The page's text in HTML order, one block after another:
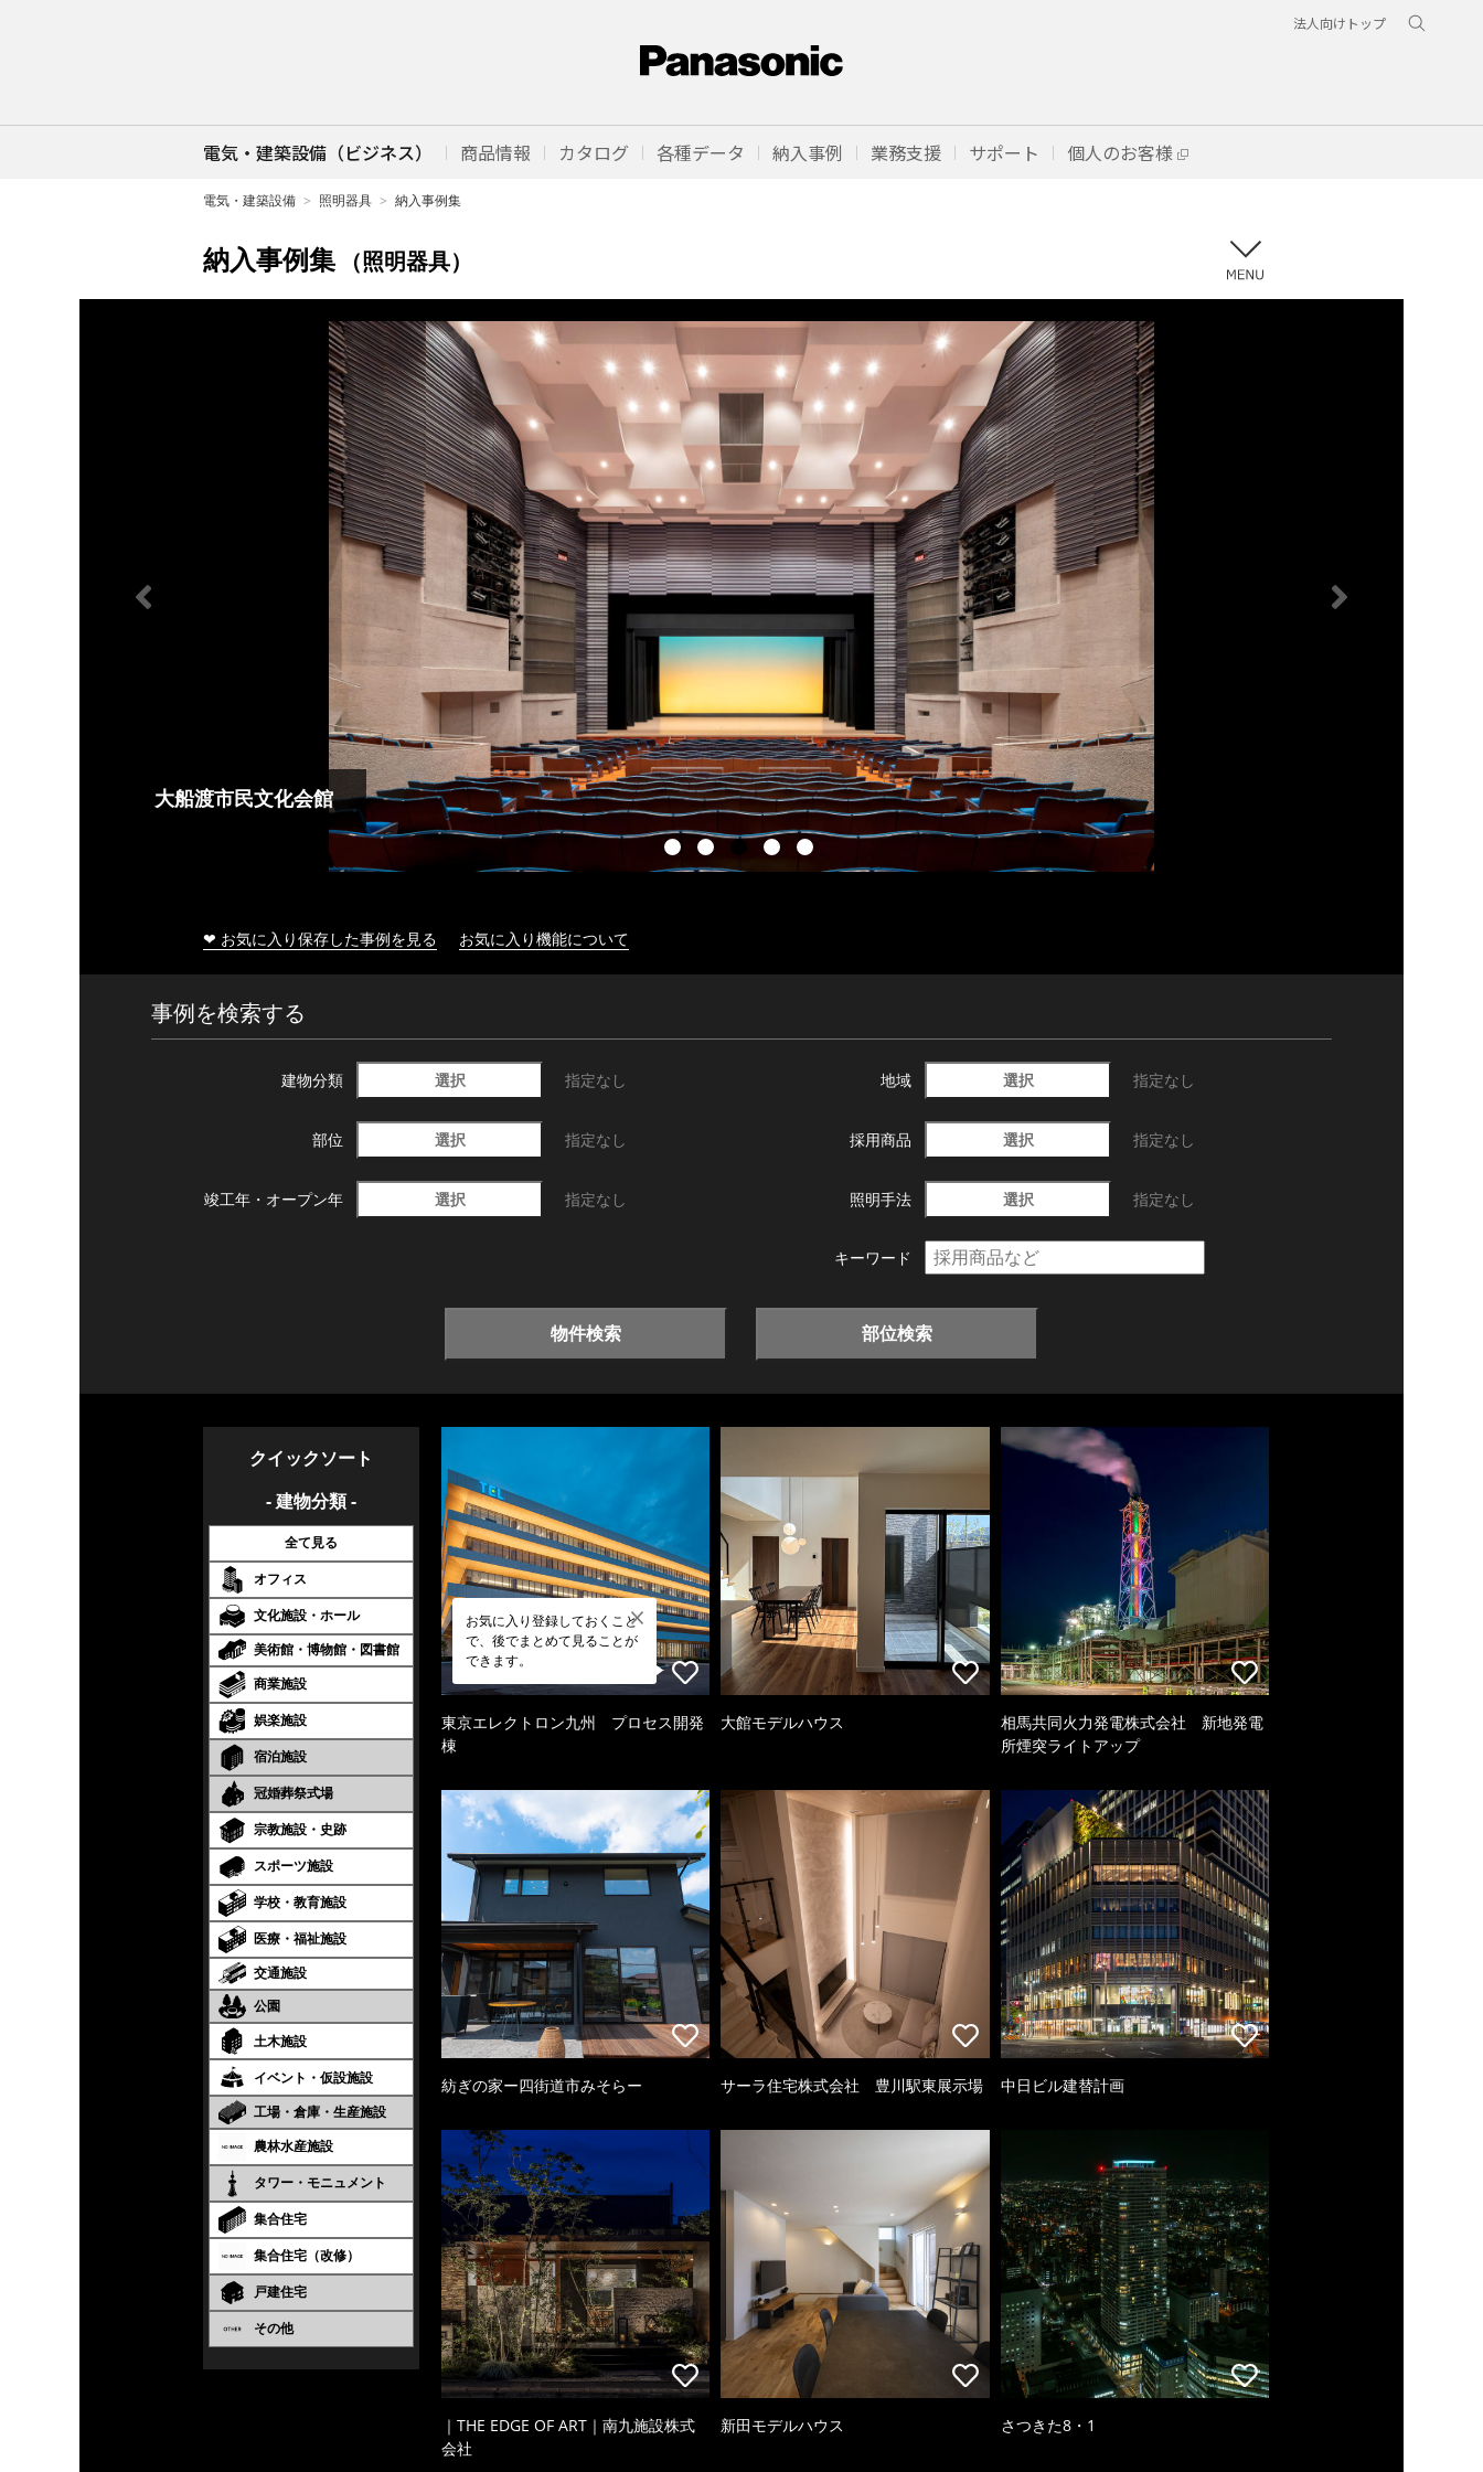
法人向けトップ
電気・建築設備（ビジネス） 商品情報 カタログ 各種データ 納入事例 業務支援 サポート 個人のお客様
電気・建築設備 照明器具 納入事例集
納入事例集 （照明器具）
大船渡市民文化会館
❤ お気に入り保存した事例を見る お気に入り機能について
事例を検索する
建物分類 選択 指定なし 地域 選択 指定なし
部位 選択 指定なし 採用商品 選択 指定なし
竣工年・ オープン年 選択 指定なし 照明手法 選択 指定なし
キーワード
物件検索 部位検索
クイックソート
- 建物分類 -
全て見る
オフィス
文化施設・ホール
美術館・博物館・図書館
商業施設
娯楽施設
宿泊施設
冠婚葬祭式場
宗教施設・史跡
スポーツ施設
学校・教育施設
医療・福祉施設
交通施設
公園
土木施設
イベント・仮設施設
工場・倉庫・生産施設
農林水産施設
タワー・モニュメント
集合住宅
集合住宅（改修）
戸建住宅
その他
お気に入り登録しておくこと
で、後でまとめて見ることが
できます。
東京エレクトロン九州 プロセス開発
棟
大館モデルハウス
相馬共同火力発電株式会社 新地発電
所煙突ライトアップ
紡ぎの家ー四街道市みそらー サーラ住宅株式会社 豊川駅東展示場 中日ビル建替計画
｜THE EDGE OF ART｜南九施設株式
会社
新田モデルハウス さつきた8・1